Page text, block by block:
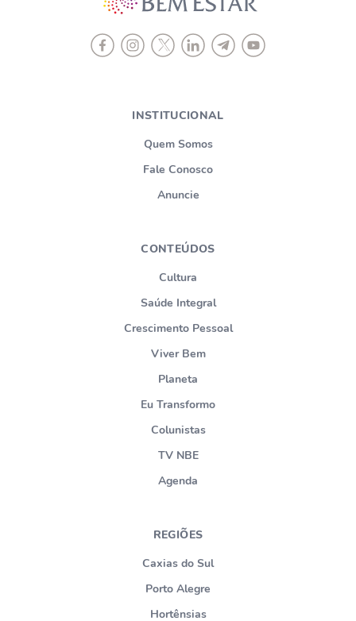
INSTITUCIONAL
Quem Somos
Fale Conosco
Anuncie
CONTEÚDOS
Cultura
Saúde Integral
Crescimento Pessoal
Viver Bem
Planeta
Eu Transformo
Colunistas
TV NBE
Agenda
REGIÕES
Caxias do Sul
Porto Alegre
Hortênsias